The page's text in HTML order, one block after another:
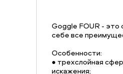
Goggle FOUR -
себе все
Особенности:
• трехслойная
искажения;